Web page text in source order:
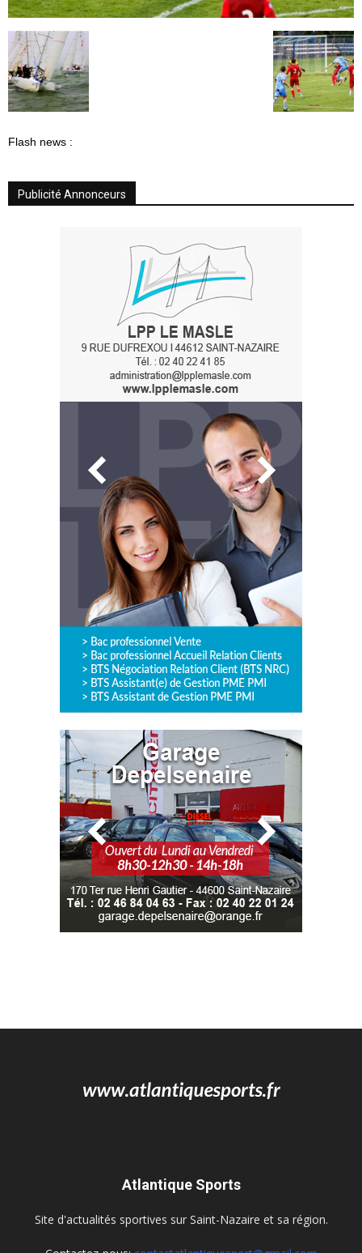
Flash news :
Publicité Annonceurs
Atlantique Sports
Site d'actualités sportives sur Saint-Nazaire et sa région.